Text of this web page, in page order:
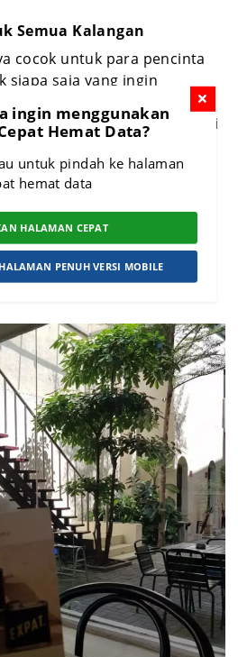
ingin menggunakan
Hemat Data?
untuk pindah ke halaman
hemat data
HALAMAN CEPAT
PENUH VERSI MOBILE
Semua Kalangan
cocok untuk para pencinta
siapa saja yang ingin
bersama teman atau
fleksibel untuk berbagai
dengan teman-
menikmati momen spesial
Keindahan interior dan
menjadikan kafe ini sangat
baik itu acara
sekadar untuk melepas